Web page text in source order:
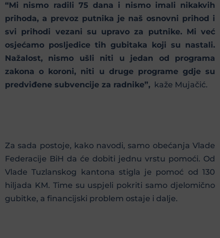
“Mi nismo radili 75 dana i nismo imali nikakvih
prihoda, a prevoz putnika je naš osnovni prihod i
svi prihodi vezani su upravo za putnike. Mi već
osjećamo posljedice tih gubitaka koji su nastali.
Nažalost, nismo ušli niti u jedan od programa
zakona o koroni, niti u druge programe gdje su
predviđene subvencije za radnike”, kaže Mujačić.
Za sada postoje, kako navodi, samo obećanja Vlade
Federacije BiH da će dobiti jednu vrstu pomoći. Od
Vlade Tuzlanskog kantona stigla je pomoć od 130
hiljada KM. Time su uspjeli pokriti samo djelomično
gubitke, a financijski problem ostaje i dalje.